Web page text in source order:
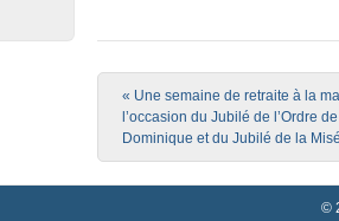
Post navigation
« Une semaine de retraite à la
l’occasion du Jubilé de l’Ordre
Dominique et du Jubilé de la
©